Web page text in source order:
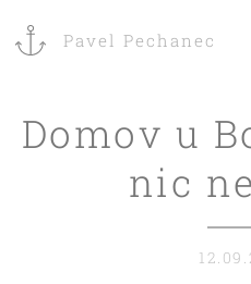
Pavel Pechanec
Domov u
nic